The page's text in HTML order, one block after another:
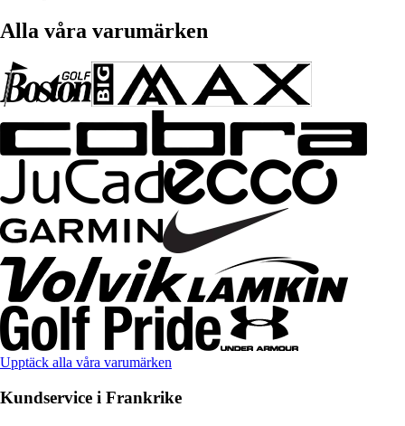
Alla våra varumärken
Upptäck alla våra varumärken
Kundservice i Frankrike